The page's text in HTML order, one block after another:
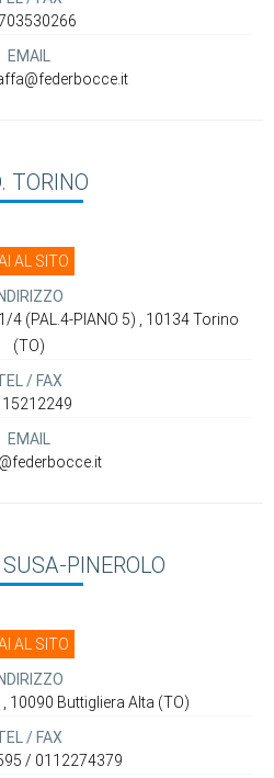
EMAIL
TORINO
AL SITO
INDIRIZZO
4 (PAL.4-PIANO 5) , 10134 Torino
(TO)
/ FAX
EMAIL
PINEROLO
AL SITO
INDIRIZZO
, 10090 Buttigliera Alta (TO)
/ FAX
/ 0112274379